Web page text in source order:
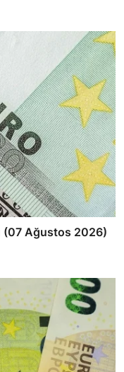
(07 Ağustos 2026)